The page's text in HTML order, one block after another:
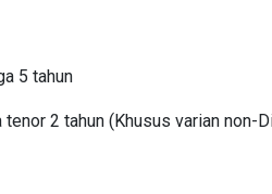
5 tahun
2 tahun (Khusus varian non-